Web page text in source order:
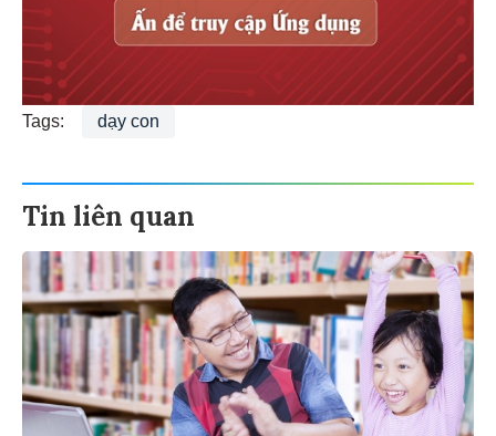
Tags: dạy con
Tin liên quan